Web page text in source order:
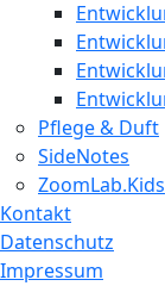
Pflege & Duft
SideNotes
ZoomLab.Kids
Kontakt
Datenschutz
Impressum